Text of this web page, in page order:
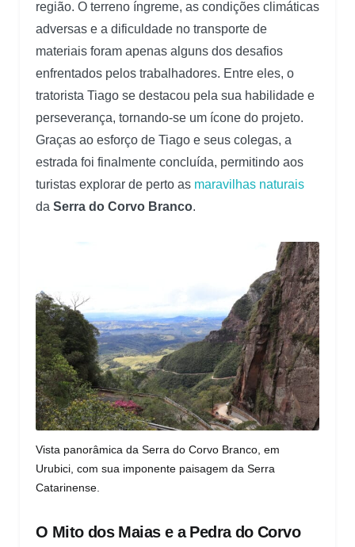
região. O terreno íngreme, as condições climáticas
adversas e a dificuldade no transporte de
materiais foram apenas alguns dos desafios
enfrentados pelos trabalhadores. Entre eles, o
tratorista Tiago se destacou pela sua habilidade e
perseverança, tornando-se um ícone do projeto.
Graças ao esforço de Tiago e seus colegas, a
estrada foi finalmente concluída, permitindo aos
turistas explorar de perto as maravilhas naturais
da Serra do Corvo Branco.
Vista panorâmica da Serra do Corvo Branco, em
Urubici, com sua imponente paisagem da Serra
Catarinense.
O Mito dos Maias e a Pedra do Corvo